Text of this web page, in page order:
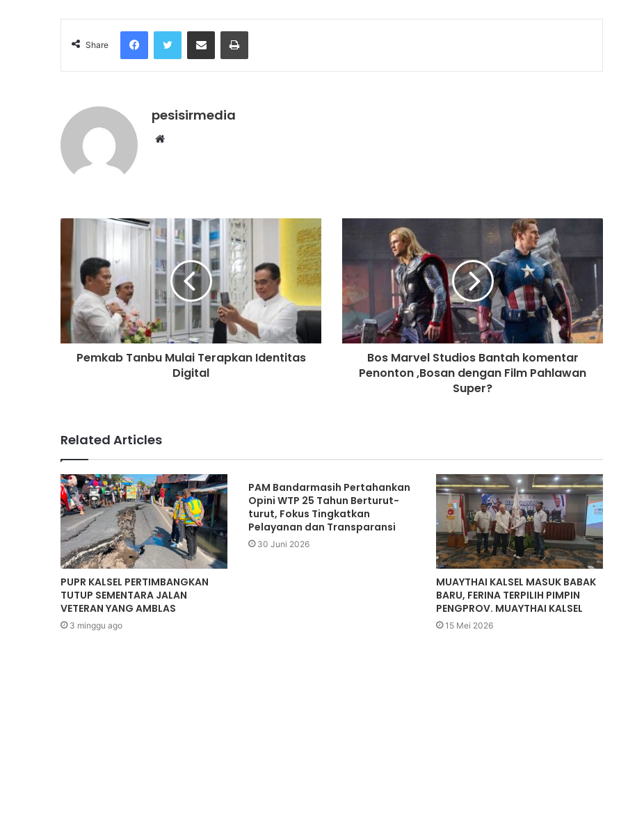
Share
FacebookTwitter Share via Email Print
pesisirmedia
Website
Pemkab Tanbu Mulai Terapkan Identitas
Digital
Bos Marvel Studios Bantah komentar
Penonton ,Bosan dengan Film Pahlawan
Super?
Related Articles
PUPR KALSEL PERTIMBANGKAN
TUTUP SEMENTARA JALAN
VETERAN YANG AMBLAS
3 minggu ago
PAM Bandarmasih Pertahankan
Opini WTP 25 Tahun Berturut-
turut, Fokus Tingkatkan
Pelayanan dan Transparansi
30 Juni 2026
MUAYTHAI KALSEL MASUK BABAK
BARU, FERINA TERPILIH PIMPIN
PENGPROV. MUAYTHAI KALSEL
15 Mei 2026